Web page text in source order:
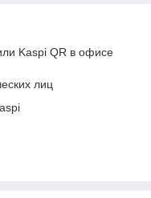
Kaspi QR в офисе
лиц